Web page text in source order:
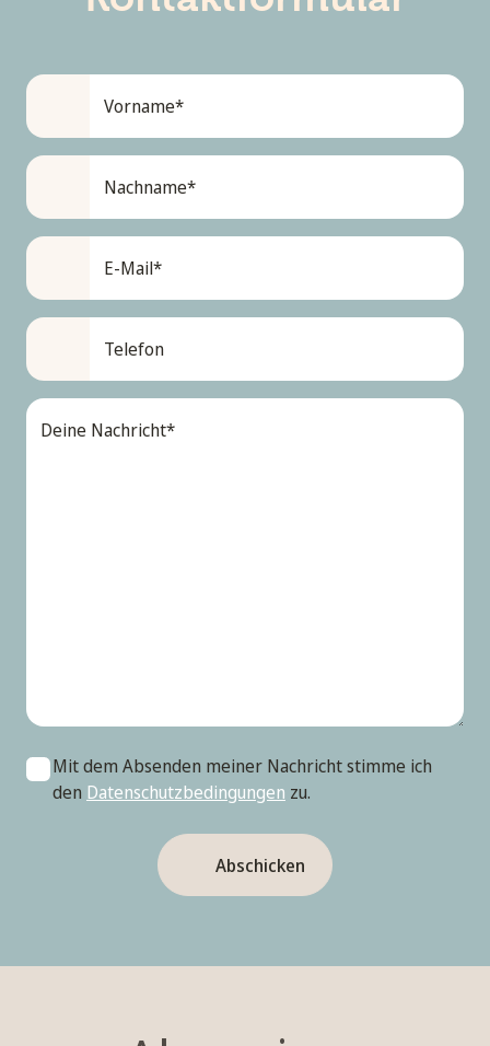
Vorname*
Nachname*
E-Mail*
Telefon
Deine Nachricht*
Mit dem Absenden meiner Nachricht stimme ich
den Datenschutzbedingungen zu.
Abschicken